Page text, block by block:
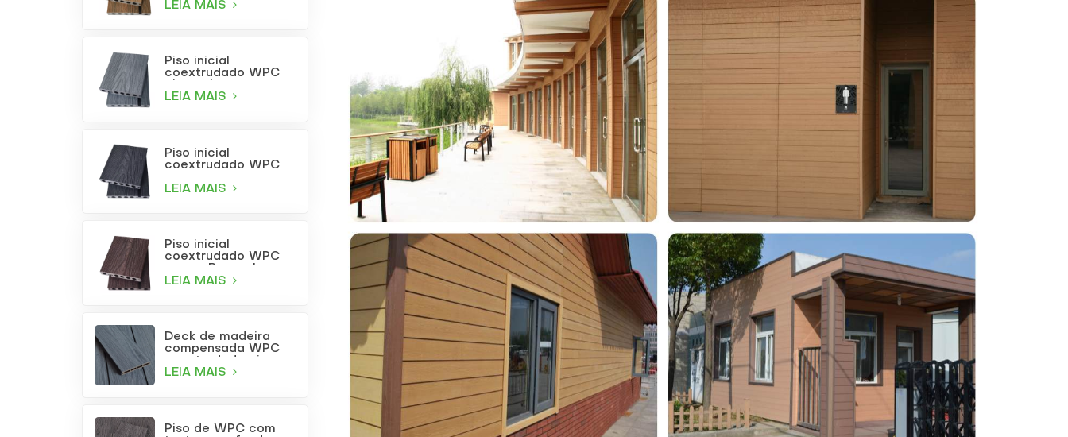
acabamento em
LEIA MAIS
Piso inicial
coextrudado WPC
LEIA MAIS
Piso inicial
coextrudado WPC
LEIA MAIS
Piso inicial
coextrudado WPC
LEIA MAIS
Deck de madeira
compensada WPC
claro para uso
LEIA MAIS
Piso de WPC com